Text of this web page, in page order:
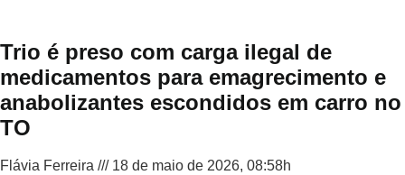
Trio é preso com carga ilegal de
medicamentos para emagrecimento e
anabolizantes escondidos em carro no
TO
Flávia Ferreira
18 de maio de 2026, 08:58h